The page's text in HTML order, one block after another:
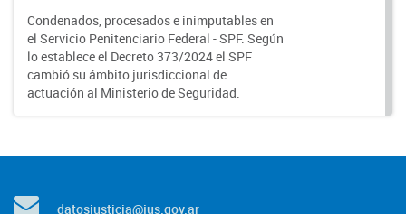
Condenados, procesados e inimputables en
el Servicio Penitenciario Federal - SPF. Según
lo establece el Decreto 373/2024 el SPF
cambió su ámbito jurisdiccional de
actuación al Ministerio de Seguridad.
datosjusticia@jus.gov.ar